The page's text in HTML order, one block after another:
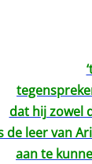
dat hij zowel
de leer van
aan te